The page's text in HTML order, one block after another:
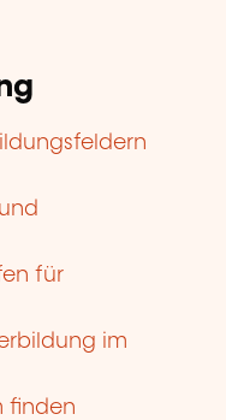
für
im
finden